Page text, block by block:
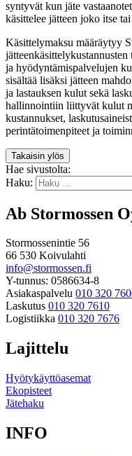
syntyvät kun jäte
käsittelee jätteen joko itse
Käsittelymaksu määräytyy
ja hyödyntämispalvelujen
sisältää lisäksi jätteen
ja lastauksen kulut sekä
hallinnointiin liittyvät kulut
kustannukset,
perintätoimenpiteet ja
Takaisin ylös
Hae sivustolta:
Haku:
Ab Stormossen
Stormossenintie 56
66 530 Koivulahti
info@stormossen.fi
Y-tunnus: 0586634-8
Asiakaspalvelu 010 320
Laskutus 010 320 7610
Logistiikka 010 320 7676
Lajittelu
Hyötykäyttöasemat
Ekopisteet
Jätehaku
INFO